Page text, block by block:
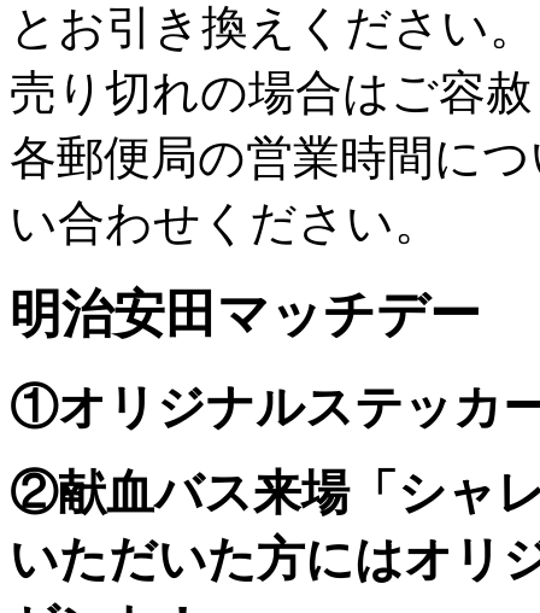
とお引き換えください。
売り切れの場合はご容
各郵便局の営業時間に
い合わせください。
明治安田マッチデー
①オリジナルステッカ
②献血バス来場「シャ
いただいた方にはオリ